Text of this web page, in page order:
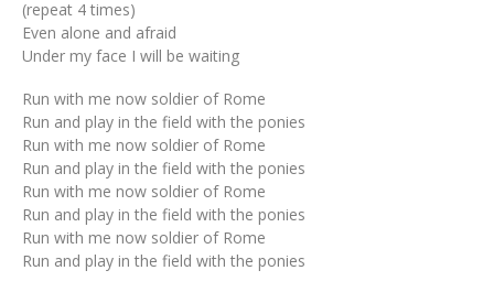
(repeat 4 times)
Even alone and afraid
Under my face I will be waiting
Run with me now soldier of Rome
Run and play in the field with the ponies
Run with me now soldier of Rome
Run and play in the field with the ponies
Run with me now soldier of Rome
Run and play in the field with the ponies
Run with me now soldier of Rome
Run and play in the field with the ponies